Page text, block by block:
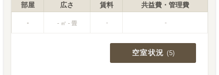
部屋 広さ 賃料 共益費・管理費
- - ㎡ - 畳 - -
空室状況 (5)